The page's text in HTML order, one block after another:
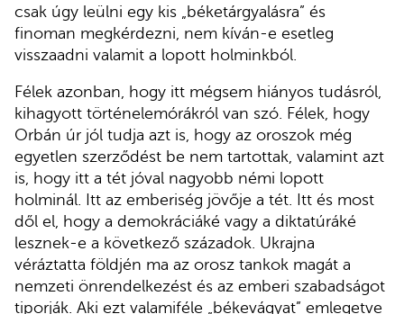
csak úgy leülni egy kis „béketárgyalásra” és
finoman megkérdezni, nem kíván-e esetleg
visszaadni valamit a lopott holminkból.
Félek azonban, hogy itt mégsem hiányos tudásról,
kihagyott történelemórákról van szó. Félek, hogy
Orbán úr jól tudja azt is, hogy az oroszok még
egyetlen szerződést be nem tartottak, valamint azt
is, hogy itt a tét jóval nagyobb némi lopott
holminál. Itt az emberiség jövője a tét. Itt és most
dől el, hogy a demokráciáké vagy a diktatúráké
lesznek-e a következő századok. Ukrajna
véráztatta földjén ma az orosz tankok magát a
nemzeti önrendelkezést és az emberi szabadságot
tiporják. Aki ezt valamiféle „békevágyat” emlegetve